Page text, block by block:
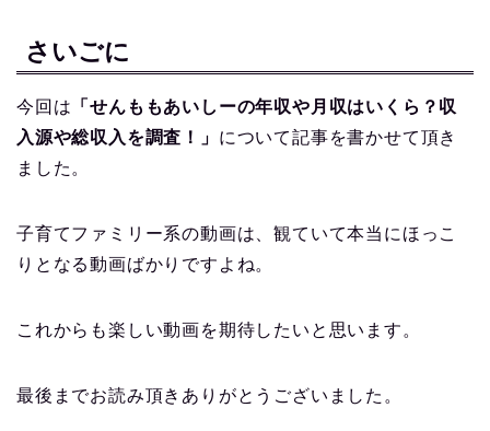
さいごに
今回は 「せんももあいしーの年収や月収はいくら？収
入源や総収入を調査！」 について記事を書かせて頂き
ました。
子育てファミリー系の動画は、観ていて本当にほっこ
りとなる動画ばかりですよね。
これからも楽しい動画を期待したいと思います。
最後までお読み頂きありがとうございました。